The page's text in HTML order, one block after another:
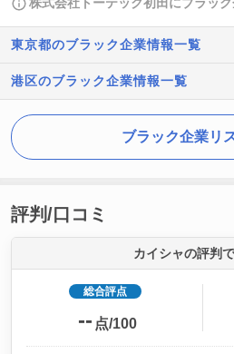
東京都のブラック企業情報一覧
港区のブラック企業情報一覧
ブラック企業リ
評判/口コミ
カイシャの評判
総合評点
-- 点/100